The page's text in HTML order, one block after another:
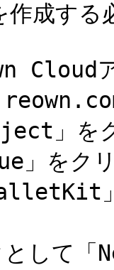
作成する
Cloud
」をク
」をク
して